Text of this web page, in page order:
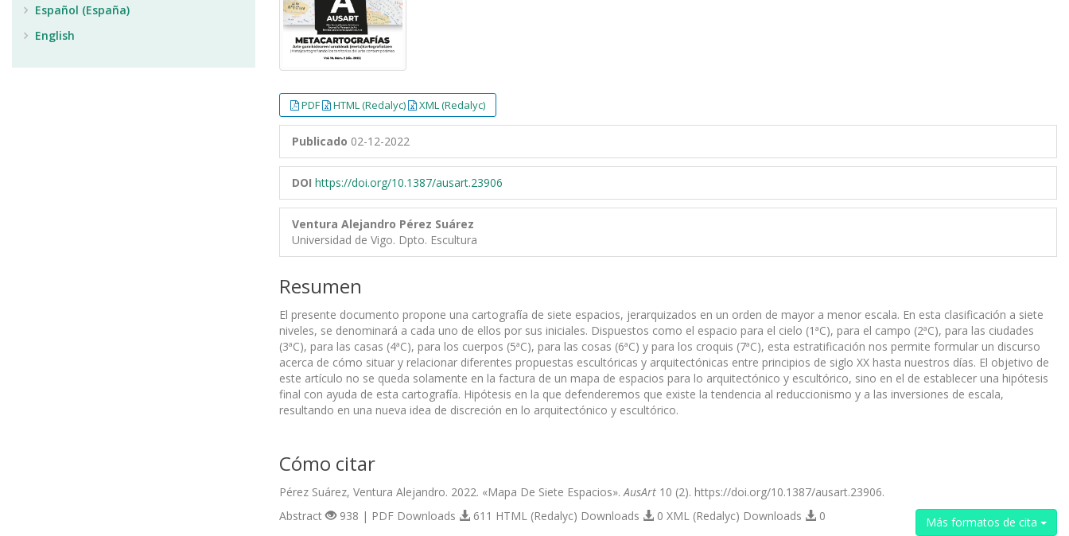
PDF HTML (Redalyc) XML (Redalyc)
Publicado 02-12-2022
DOI https://doi.org/10.1387/ausart.23906
Ventura Alejandro Pérez Suárez
Universidad de Vigo. Dpto. Escultura
Resumen
El presente documento propone una cartografía de siete espacios, jerarquizados en un orden de mayor a menor escala. En esta clasificación a siete
niveles, se denominará a cada uno de ellos por sus iniciales. Dispuestos como el espacio para el cielo (1ªC), para el campo (2ªC), para las ciudades
(3ªC), para las casas (4ªC), para los cuerpos (5ªC), para las cosas (6ªC) y para los croquis (7ªC), esta estratificación nos permite formular un discurso
acerca de cómo situar y relacionar diferentes propuestas escultóricas y arquitectónicas entre principios de siglo XX hasta nuestros días. El objetivo de
este artículo no se queda solamente en la factura de un mapa de espacios para lo arquitectónico y escultórico, sino en el de establecer una hipótesis
final con ayuda de esta cartografía. Hipótesis en la que defenderemos que existe la tendencia al reduccionismo y a las inversiones de escala,
resultando en una nueva idea de discreción en lo arquitectónico y escultórico.
Cómo citar
Pérez Suárez, Ventura Alejandro. 2022. «Mapa De Siete Espacios».AusArt 10 (2). https://doi.org/10.1387/ausart.23906.
Más formatos de cita
Abstract 938 | PDF Downloads 611 HTML (Redalyc) Downloads 0 XML (Redalyc) Downloads 0
Español (España)
English